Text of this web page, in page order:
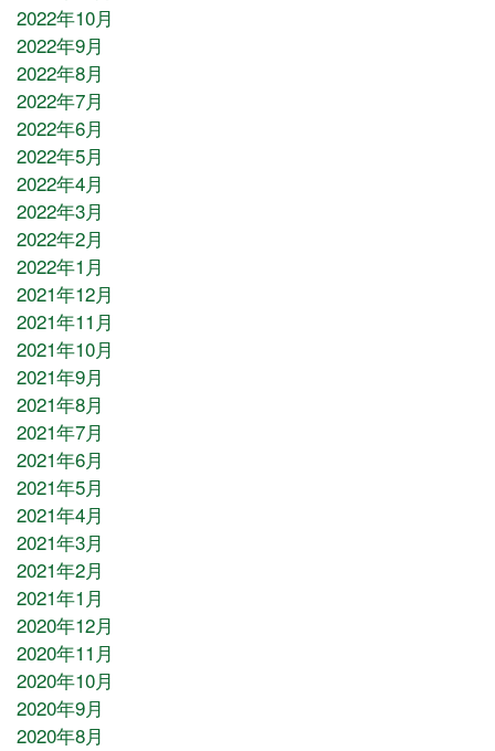
2022年10月
2022年9月
2022年8月
2022年7月
2022年6月
2022年5月
2022年4月
2022年3月
2022年2月
2022年1月
2021年12月
2021年11月
2021年10月
2021年9月
2021年8月
2021年7月
2021年6月
2021年5月
2021年4月
2021年3月
2021年2月
2021年1月
2020年12月
2020年11月
2020年10月
2020年9月
2020年8月